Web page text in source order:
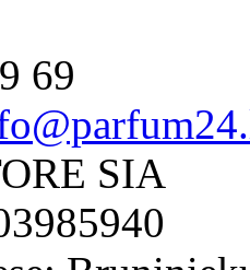
69
SIA